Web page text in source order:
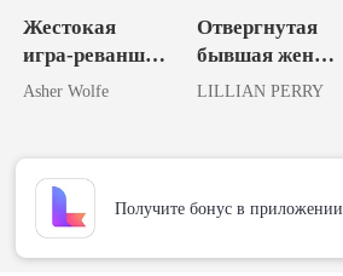
Жестокая
игра-реванш
отвергнутой
Asher Wolfe
Отвергнутая
бывшая жена?
Наследница
LILLIAN PERRY
Получите бонус в приложении